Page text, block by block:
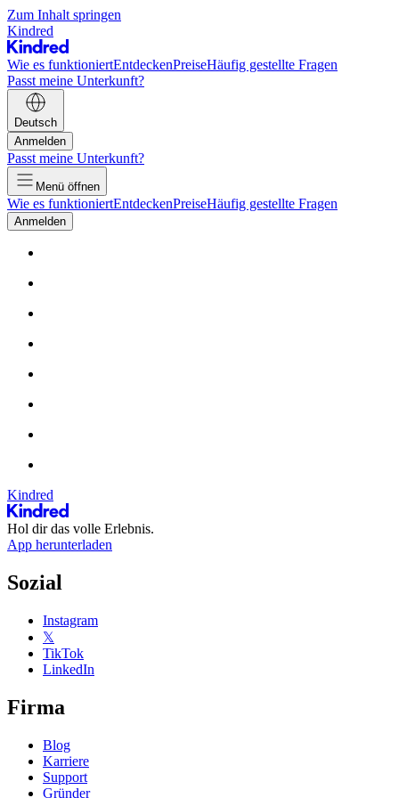
Zum Inhalt springen
Kindred
Wie es funktioniertEntdeckenPreiseHäufig gestellte Fragen
Passt meine Unterkunft?
Deutsch
Anmelden
Passt meine Unterkunft?
Menü öffnen
Wie es funktioniertEntdeckenPreiseHäufig gestellte Fragen
Anmelden
Kindred
Hol dir das volle Erlebnis.
App herunterladen
Sozial
Instagram
𝕏
TikTok
LinkedIn
Firma
Blog
Karriere
Support
Gründer